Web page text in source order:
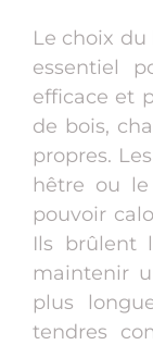
Le choix du
essentiel
efficace et
de bois,
propres.
hêtre ou
pouvoir
Ils brûlent
maintenir
plus
tendres